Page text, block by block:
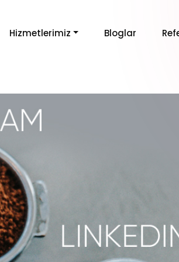
Hizmetlerimiz Bloglar